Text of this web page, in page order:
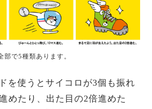
部で5種類あります。
を使うとサイコロが3個も振れ
めたり、出た目の2倍進めた